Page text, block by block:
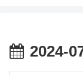
2024-